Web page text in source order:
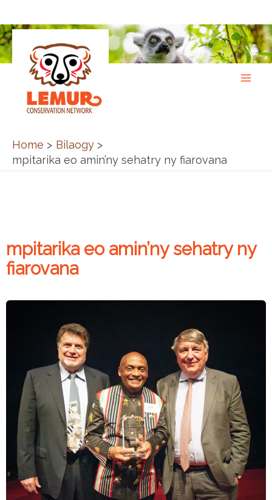
to
content
Home
Bilaogy
mpitarika eo amin’ny sehatry ny fiarovana
mpitarika eo amin’ny sehatry ny
fiarovana